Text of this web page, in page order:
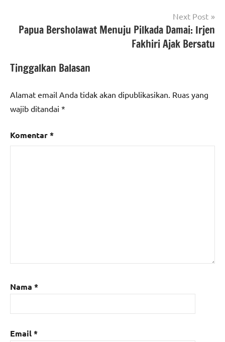
Next Post
Papua Bersholawat Menuju Pilkada Damai: Irjen
Fakhiri Ajak Bersatu
Tinggalkan Balasan
Alamat email Anda tidak akan dipublikasikan. Ruas yang
wajib ditandai *
Komentar*
Nama *
Email*